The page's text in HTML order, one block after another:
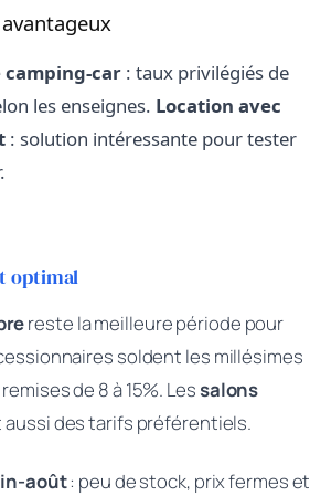
car : taux privilégiés de
les enseignes. Location avec
: solution intéressante pour tester
optimal
reste la meilleure période pour
soldent les millésimes
de 8 à 15%. Lessalons
des tarifs préférentiels.
août: peu de stock, prix fermes et